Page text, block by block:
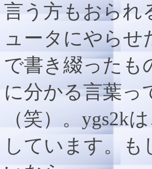
言う方もおられ
ュータにやらせ
で書き綴ったも
に分かる言葉っ
（笑）。ygs2k
しています。